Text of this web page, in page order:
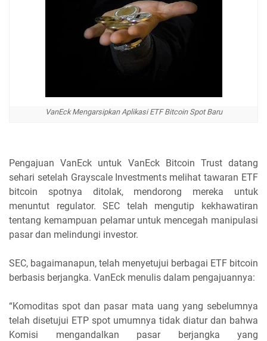
VanEck Mengarsipkan Aplikasi ETF Bitcoin Spot Baru
Pengajuan VanEck untuk VanEck Bitcoin Trust datang
sehari setelah Grayscale Investments melihat tawaran ETF
bitcoin spotnya ditolak, mendorong mereka untuk
menuntut regulator. SEC telah mengutip kekhawatiran
tentang kemampuan pelamar untuk mencegah manipulasi
pasar dan melindungi investor.
SEC, bagaimanapun, telah menyetujui berbagai ETF bitcoin
berbasis berjangka. VanEck menulis dalam pengajuannya:
“Komoditas spot dan pasar mata uang yang sebelumnya
telah disetujui ETP spot umumnya tidak diatur dan bahwa
Komisi mengandalkan pasar berjangka yang